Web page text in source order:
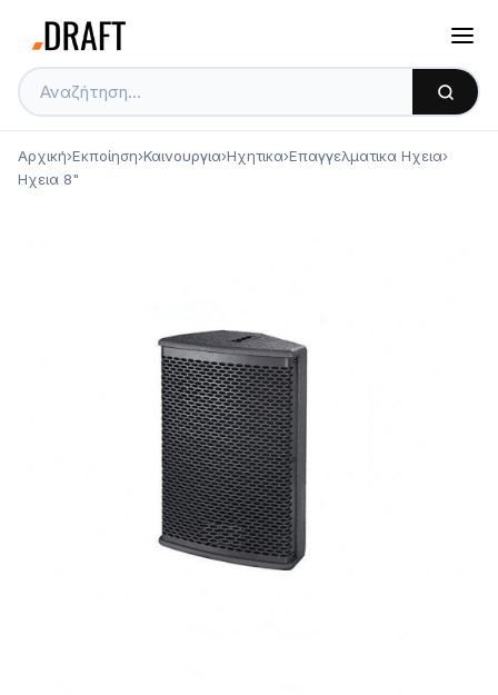
Αρχική›Εκποίηση›Καινουργια›Ηχητικα›Επαγγελματικα Ηχεια›
Ηχεια 8"